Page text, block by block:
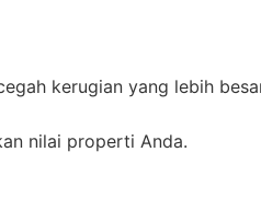
kerugian yang lebih
nilai properti Anda.